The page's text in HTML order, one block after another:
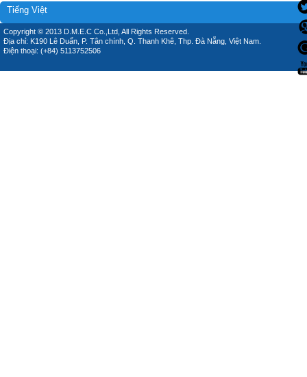
Tiếng Việt
Copyright © 2013 D.M.E.C Co.,Ltd, All Rights Reserved.
Địa chỉ: K190 Lê Duẩn, P. Tân chính, Q. Thanh Khê, Thp. Đà Nẵng, Việt Nam.
Điện thoại: (+84) 5113752506